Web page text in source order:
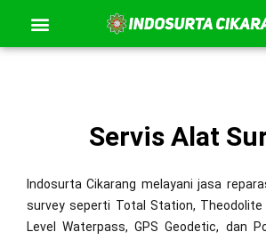
konten
Menu
Servis Alat
Indosurta Cikarang melayani jasa
survey seperti Total Station,
Level Waterpass, GPS Geodetic, dan